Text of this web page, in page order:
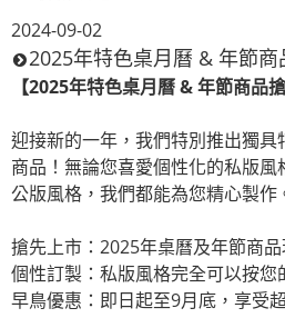
2024-09-02
2025年特色桌月曆 & 年節商
【2025年特色桌月曆 & 年節商品
迎接新的一年，我們特別推出獨
商品！無論您喜愛個性化的私版
公版風格，我們都能為您精心製作
搶先上市：2025年桌曆及年節商品
個性訂製：私版風格完全可以按您
早鳥優惠：即日起至9月底，享受